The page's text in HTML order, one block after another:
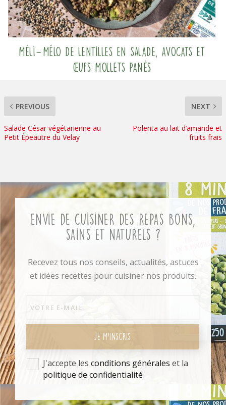
Méli-Mélo de lentilles en salade, avocats et
œufs mollets panés
PREVIOUS
Salade César végétarienne au
Petit Épeautre du Velay
NEXT
Polenta au lait d’amande et
fruits frais
Envie de cuisiner des repas bons,
sains et naturels ?
Recevez tous nos conseils, actualités, astuces
et idées recettes pour cuisiner nos produits.
J'accepte les conditions générales et la
politique de confidentialité
JE M'INSCRIS